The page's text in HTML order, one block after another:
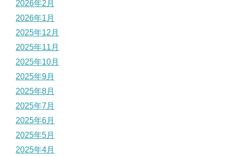
2026年2月
2026年1月
2025年12月
2025年11月
2025年10月
2025年9月
2025年8月
2025年7月
2025年6月
2025年5月
2025年4月